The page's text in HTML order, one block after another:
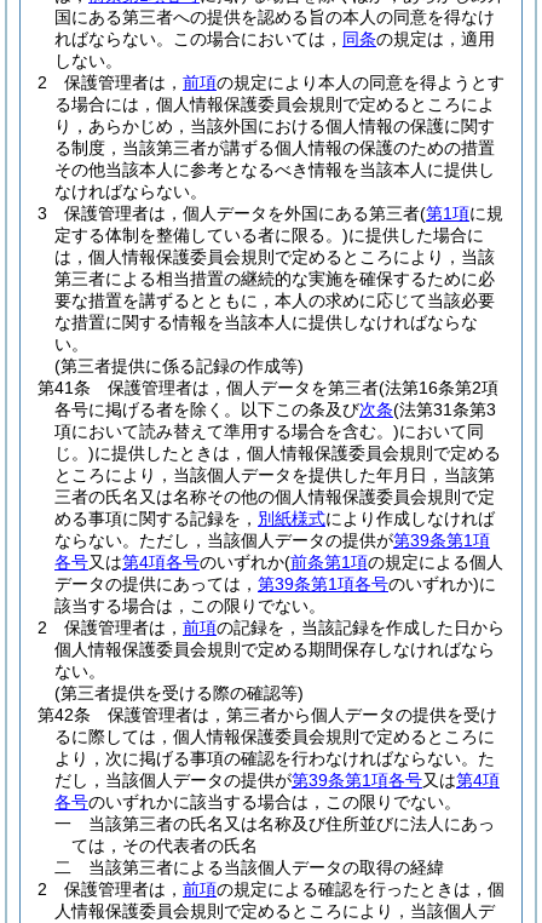
国にある第三者への提供を認める旨の本人の同意を得なけ
ればならない。
この場合においては， 同条の規定は，適用
しない。
2
保護管理者は， 前項の規定により本人の同意を得ようとす
る場合には，個人情報保護委員会規則で定めるところによ
り，あらかじめ，当該外国における個人情報の保護に関す
る制度，当該第三者が講ずる個人情報の保護のための措置
その他当該本人に参考となるべき情報を当該本人に提供し
なければならない。
3
保護管理者は，個人データを外国にある第三者(第1項に規
定する体制を整備している者に限る。)に提供した場合に
は，個人情報保護委員会規則で定めるところにより，当該
第三者による相当措置の継続的な実施を確保するために必
要な措置を講ずるとともに，本人の求めに応じて当該必要
な措置に関する情報を当該本人に提供しなければならな
い。
(第三者提供に係る記録の作成等)
第41条
保護管理者は，個人データを第三者(法第16条第2項
各号に掲げる者を除く。以下この条及び次条(法第31条第3
項において読み替えて準用する場合を含む。)において同
じ。)に提供したときは，個人情報保護委員会規則で定める
ところにより，当該個人データを提供した年月日，当該第
三者の氏名又は名称その他の個人情報保護委員会規則で定
める事項に関する記録を， 別紙様式により作成しなければ
ならない。 ただし，当該個人データの提供が第39条第1項
各号又は第4項各号のいずれか(前条第1項の規定による個人
データの提供にあっては， 第39条第1項各号のいずれか)に
該当する場合は，この限りでない。
2
保護管理者は， 前項の記録を，当該記録を作成した日から
個人情報保護委員会規則で定める期間保存しなければなら
ない。
(第三者提供を受ける際の確認等)
第42条
保護管理者は，第三者から個人データの提供を受け
るに際しては，個人情報保護委員会規則で定めるところに
より，次に掲げる事項の確認を行わなければならない。 た
だし，当該個人データの提供が第39条第1項各号又は第4項
各号のいずれかに該当する場合は，この限りでない。
一
当該第三者の氏名又は名称及び住所並びに法人にあっ
ては，その代表者の氏名
二
当該第三者による当該個人データの取得の経緯
2
保護管理者は， 前項の規定による確認を行ったときは，個
人情報保護委員会規則で定めるところにより，当該個人デ